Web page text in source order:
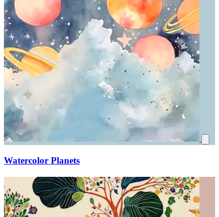
Watercolor Planets